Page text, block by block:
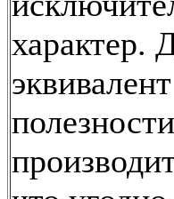
характер.